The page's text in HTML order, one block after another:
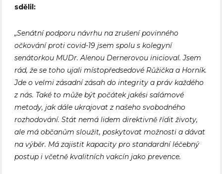
sdělil:
„Senátní podporu návrhu na zrušení povinného
očkování proti covid-19 jsem spolu s kolegyní
senátorkou MUDr. Alenou Dernerovou inicioval. Jsem
rád, že se toho ujali místopředsedové Růžička a Horník.
Jde o velmi zásadní zásah do integrity a práv každého
z nás. Také to může být počátek jakési salámové
metody, jak dále ukrajovat z našeho svobodného
rozhodování. Stát nemá lidem direktivně řídit životy,
ale má občanům sloužit, poskytovat možnosti a dávat
na výběr. Má zajistit kapacity pro standardní léčebný
postup i včetně kvalitních vakcín jako prevence.